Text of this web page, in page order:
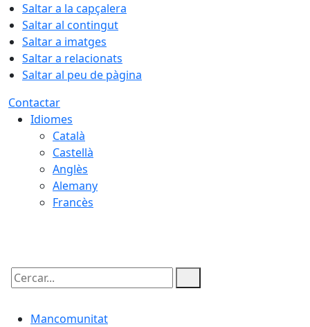
Saltar a la capçalera
Saltar al contingut
Saltar a imatges
Saltar a relacionats
Saltar al peu de pàgina
Contactar
Idiomes
Català
Castellà
Anglès
Alemany
Francès
Cercar:
Mancomunitat